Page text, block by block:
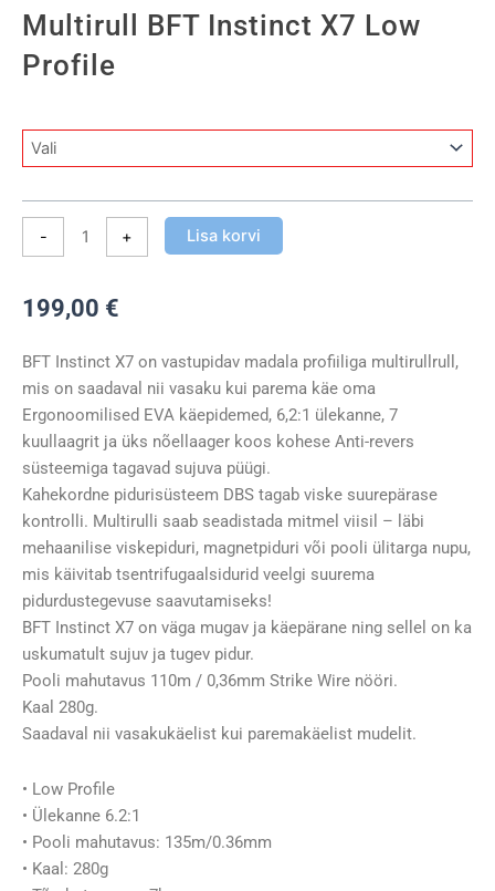
Multirull BFT Instinct X7 Low
Profile
-
Multirull
BFT
X7
Low
+ Lisa korvi
199,00 €
BFT Instinct X7 on vastupidav madala profiiliga multirullrull,
mis on saadaval nii vasaku kui parema käe oma
Ergonoomilised EVA käepidemed, 6,2:1 ülekanne, 7
kuullaagrit ja üks nõellaager koos kohese Anti-revers
süsteemiga tagavad sujuva püügi.
Kahekordne pidurisüsteem DBS tagab viske suurepärase
kontrolli. Multirulli saab seadistada mitmel viisil – läbi
mehaanilise viskepiduri, magnetpiduri või pooli ülitarga nupu,
mis käivitab tsentrifugaalsidurid veelgi suurema
pidurdustegevuse saavutamiseks!
BFT Instinct X7 on väga mugav ja käepärane ning sellel on ka
uskumatult sujuv ja tugev pidur.
Pooli mahutavus 110m / 0,36mm Strike Wire nööri.
Kaal 280g.
Saadaval nii vasakukäelist kui paremakäelist mudelit.
• Low Profile
• Ülekanne 6.2:1
• Pooli mahutavus: 135m/0.36mm
• Kaal: 280g